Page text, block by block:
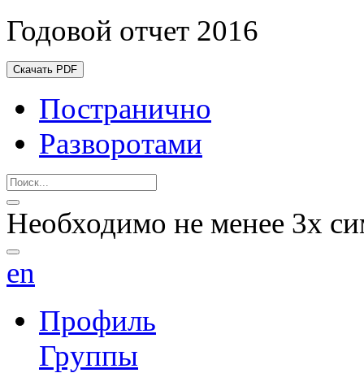
Годовой отчет 2016
Скачать PDF
Постранично
Разворотами
Необходимо не менее 3х
en
Профиль
Группы